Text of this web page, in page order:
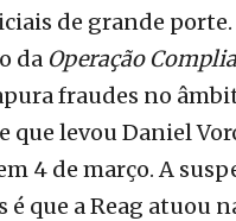
de grande porte.
da Operação
fraudes no
que levou Daniel
4 de março. A
que a Reag atuou